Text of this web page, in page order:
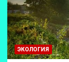
ЭКОЛОГИЯ